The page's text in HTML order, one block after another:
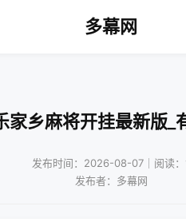
多幕网
家乡麻将开挂最新版_
发布时间：2026-08-07｜阅读：
发布者：多幕网